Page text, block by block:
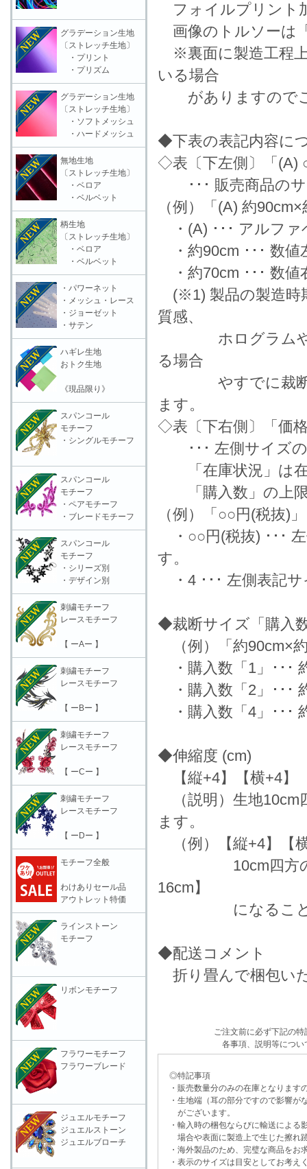
フォイルプリント
画像のトルソーは
※裏面に製造工程
いる場合
がありますのでご
◆下表の表記内容に
◇表〔下左側〕「(A)
･･･ 販売商品のサ
（例）「(A) 約
・(A) ･･･ アルフ
・約90cm ･･･ 数値
・約70cm ･･･ 数値
(※1) 製品の製造時
質感、
ホログラムやラ
る場合
やすでに裁断済
ます。
◇表〔下右側〕「価
･･･ 左側サイズの
「在庫状況」は在
「購入数」の上限
（例）「○○円(税抜)
・○○円(税抜) ･･･
す。
・4 ･･･ 左側表記
◆裁断サイズ「購入
（例）「約90cm×
・購入数「1」･･･
・購入数「2」･･･
・購入数「4」･･･
◆伸縮度 (cm)
【縦+4】【横+4】
（説明）生地10cm
ます。
（例）【縦+4】【
10cm四方の生地
16cm】
になることを表
◆配送コメント
折り畳んで梱包い
ご注文前に必ず下記の
各事項、説明等につい
◎特記事項
・販売数量分のみの在庫となります
・生地端（耳の部分ですので影響が
がございます。
・輸入時の梱包ならびに輸送による
場合や表面に製造上で生じた擦れ
・海外製品のため、完璧な商品をお
・表示のサイズは目安としてお考え
グラデーション生地
〔ストレッチ生地〕
・プリント
・プリズム
グラデーション生地
〔ストレッチ生地〕
・ソフトメッシュ
・ハードメッシュ
無地生地
〔ストレッチ生地〕
・ベロア
・ベルベット
柄生地
〔ストレッチ生地〕
・ベロア
・ベルベット
・パワーネット
・メッシュ・レース
・ジョーゼット
・サテン
ハギレ生地
おトク生地
《現品限り》
スパンコール
モチーフ
・シングルモチーフ
スパンコール
モチーフ
・ペアモチーフ
・ブレードモチーフ
スパンコール
モチーフ
・シリーズ別
・デザイン別
刺繍モチーフ
レースモチーフ
【 ーAー 】
刺繍モチーフ
レースモチーフ
【 ーBー 】
刺繍モチーフ
レースモチーフ
【 ーCー 】
刺繍モチーフ
レースモチーフ
【 ーDー 】
モチーフ全般
わけありセール品
アウトレット特価
ラインストーン
モチーフ
リボンモチーフ
フラワーモチーフ
フラワーブレード
ジュエルモチーフ
ジュエルストーン
ジュエルブローチ